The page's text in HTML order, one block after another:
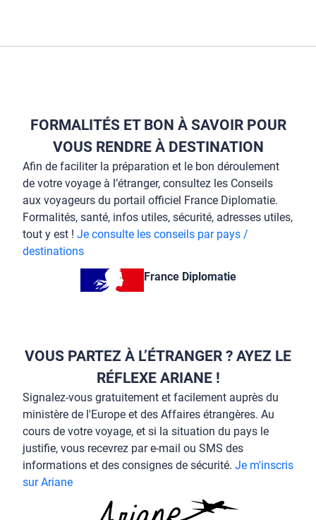
FORMALITÉS ET BON À SAVOIR POUR
VOUS RENDRE À DESTINATION
Afin de faciliter la préparation et le bon déroulement
de votre voyage à l’étranger, consultez les Conseils
aux voyageurs du portail officiel France Diplomatie.
Formalités, santé, infos utiles, sécurité, adresses utiles,
tout y est ! Je consulte les conseils par pays /
destinations
France Diplomatie
VOUS PARTEZ À L’ÉTRANGER ? AYEZ LE
RÉFLEXE ARIANE !
Signalez-vous gratuitement et facilement auprès du
ministère de l'Europe et des Affaires étrangères. Au
cours de votre voyage, et si la situation du pays le
justifie, vous recevrez par e-mail ou SMS des
informations et des consignes de sécurité. Je m'inscris
sur Ariane